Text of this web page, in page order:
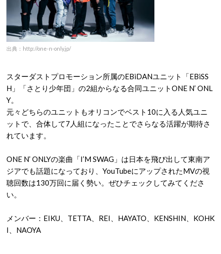
出典：http://one-n-only.jp/
スターダストプロモーション所属のEBiDANユニット「EBiSS
H」「さとり少年団」の2組からなる合同ユニットONE N’ ONL
Y。
元々どちらのユニットもオリコンでベスト10に入る人気ユニ
ットで、合体して7人組になったことでさらなる活躍が期待さ
れています。
ONE N’ ONLYの楽曲「I’M SWAG」は日本を飛び出して東南ア
ジアでも話題になっており、YouTubeにアップされたMVの視
聴回数は130万回に届く勢い。ぜひチェックしてみてくださ
い。
メンバー：EIKU、TETTA、REI、HAYATO、KENSHIN、KOHK
I、NAOYA